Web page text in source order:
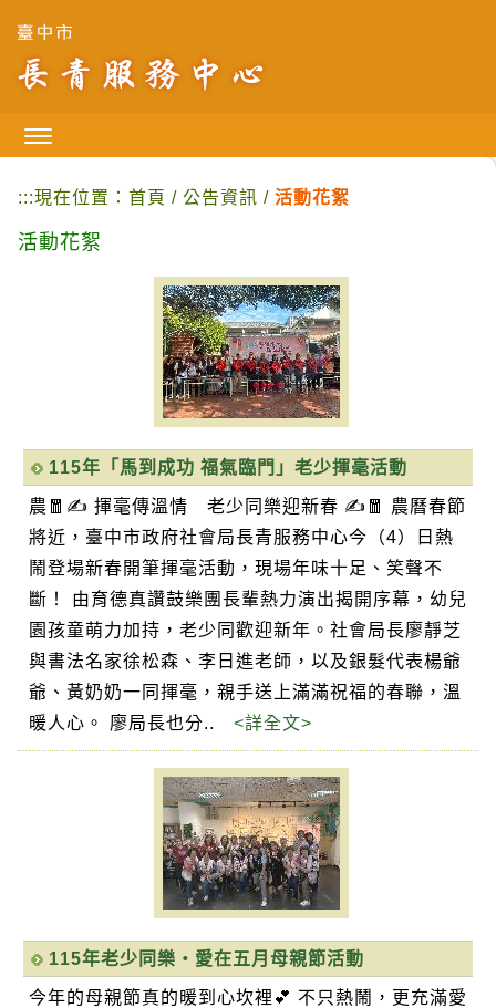
區
:::現在位置： 首頁 / 公告資訊 / 活動花絮
活動花絮
115年「馬到成功 福氣臨門」老少揮毫活動
農🧧✍️ 揮毫傳溫情 老少同樂迎新春 ✍️🧧 農曆春節
將近，臺中市政府社會局長青服務中心今（4）日熱
鬧登場新春開筆揮毫活動，現場年味十足、笑聲不
斷！ 由育德真讚鼓樂團長輩熱力演出揭開序幕，幼兒
園孩童萌力加持，老少同歡迎新年。社會局長廖靜芝
與書法名家徐松森、李日進老師，以及銀髮代表楊爺
爺、黃奶奶一同揮毫，親手送上滿滿祝福的春聯，溫
暖人心。 廖局長也分.. <詳全文>
115年老少同樂‧愛在五月母親節活動
今年的母親節真的暖到心坎裡💕 不只熱鬧，更充滿愛